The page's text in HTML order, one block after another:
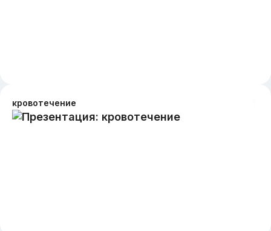
кровотечение